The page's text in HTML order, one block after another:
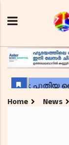
Home News